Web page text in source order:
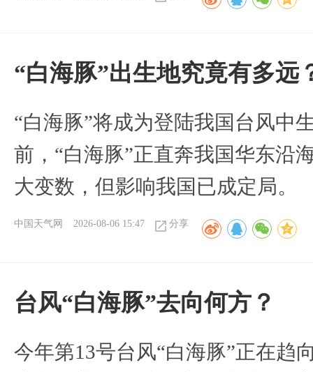
“白海豚”出生地究竟有多远
“白海豚”将成为登陆我国台风中
前，“白海豚”正直奔我国华东沿
大变数，但影响我国已成定局。
中国天气网 2026-08-06 15:47 分享
台风“白海豚”去向何方？
今年第13号台风“白海豚”正在趋